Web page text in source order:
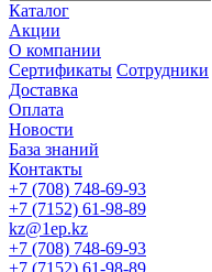
Каталог
Акции
О компании
Сертификаты Сотрудники
Доставка
Оплата
Новости
База знаний
Контакты
+7 (708) 748-69-93
+7 (7152) 61-98-89
kz@1ep.kz
+7 (708) 748-69-93
+7 (7152) 61-98-89